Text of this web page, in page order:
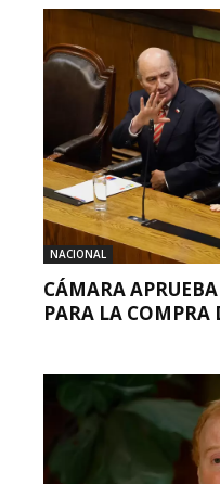
NACIONAL
CÁMARA
PARA LA COMPRA